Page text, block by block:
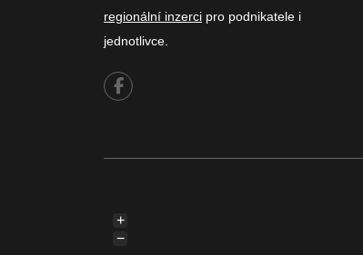
regionální inzerci pro podnikatele i
jednotlivce.
+
−